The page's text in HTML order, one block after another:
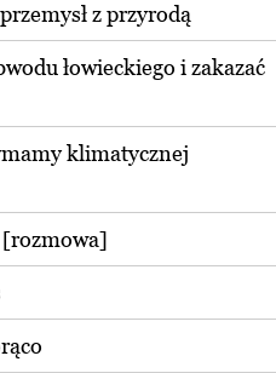
z przyrodą
łowieckiego i zakazać
klimatycznej